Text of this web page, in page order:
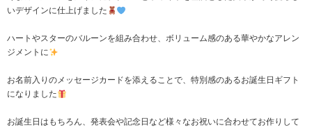
いデザインに仕上げました
ハートやスターのバルーンを組み合わせ、ボリューム感のある華やかなアレン
ジメントに
お名前入りのメッセージカードを添えることで、特別感のあるお誕生日ギフト
になりました
お誕生日はもちろん、発表会や記念日など様々なお祝いに合わせてお作りして